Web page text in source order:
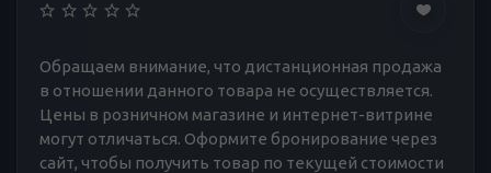
Обращаем внимание, что дистанционная продажа
в отношении данного товара не осуществляется.
Цены в розничном магазине и интернет-витрине
могут отличаться. Оформите бронирование через
сайт, чтобы получить товар по текущей стоимости